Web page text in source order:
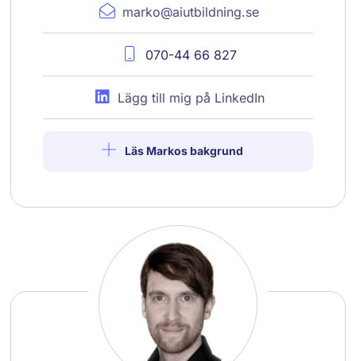
marko@aiutbildning.se
070-44 66 827
Lägg till mig på LinkedIn
Läs Markos bakgrund